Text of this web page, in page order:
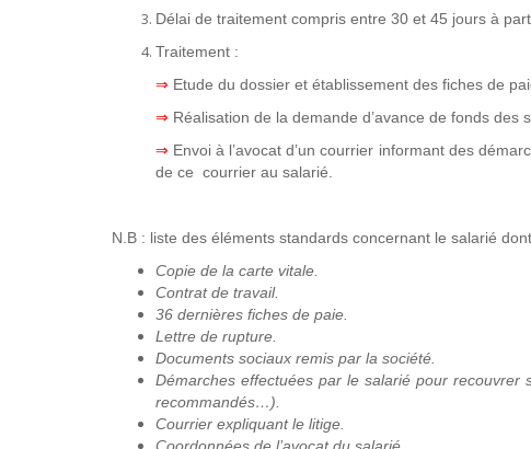
Délai de traitement compris entre 30 et 45 jours à
Traitement :
⇒ Etude du dossier et établissement des fiches de
⇒ Réalisation de la demande d’avance de fonds des
⇒ Envoi à l’avocat d’un courrier informant des
de ce courrier au salarié.
N.B : liste des éléments standards concernant le salarié
Copie de la carte vitale.
Contrat de travail.
36 dernières fiches de paie.
Lettre de rupture.
Documents sociaux remis par la société.
Démarches effectuées par le salarié pour recouvrer
recommandés…).
Courrier expliquant le litige.